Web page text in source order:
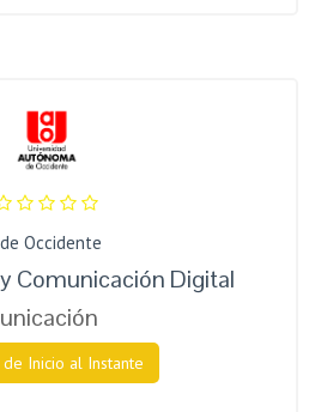
Occidente
Comunicación Digital
Inicio al Instante